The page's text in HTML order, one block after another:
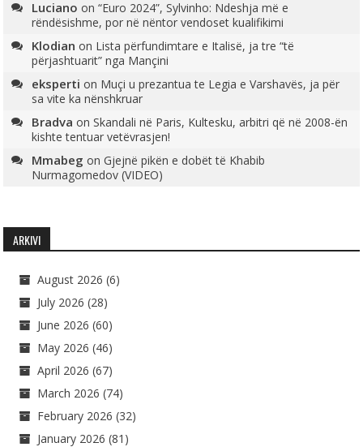
Luciano on“Euro 2024”, Sylvinho: Ndeshja më e
rëndësishme, por në nëntor vendoset kualifikimi
Klodian on Lista përfundimtare e Italisë, ja tre “të
përjashtuarit” nga Mançini
eksperti on Muçi u prezantua te Legia e Varshavës, ja për
sa vite ka nënshkruar
Bradva onSkandali në Paris, Kultesku, arbitri që në 2008-ën
kishte tentuar vetëvrasjen!
Mmabeg onGjejnë pikën e dobët të Khabib
Nurmagomedov (VIDEO)
ARKIVI
August 2026 (6)
July 2026 (28)
June 2026 (60)
May 2026 (46)
April 2026 (67)
March 2026 (74)
February 2026 (32)
January 2026 (81)